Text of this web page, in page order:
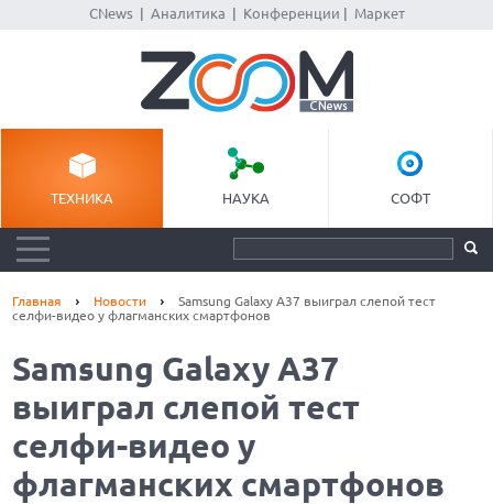
CNews| Аналитика Конференции Маркет
ТЕХНИКА НАУКА СОФТ
Главная Новости
Samsung Galaxy A37 выиграл слепой тест
селфи-видео у флагманских смартфонов
Samsung Galaxy A37
выиграл слепой тест
селфи-видео у
флагманских смартфонов